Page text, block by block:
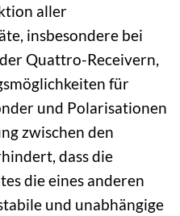
aller
insbesondere bei
Quattro-Receivern,
für
und Polarisationen
zwischen den
dass die
die eines anderen
und unabhängige